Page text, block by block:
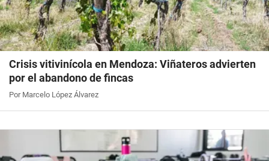
Crisis vitivinícola en Mendoza: Viñateros advierten
por el abandono de fincas
Por Marcelo López Álvarez